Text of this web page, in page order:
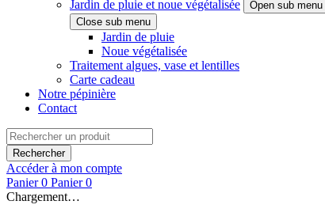
Jardin de pluie et noue végétalisée
Open sub menu
Close sub menu
Jardin de pluie
Noue végétalisée
Traitement algues, vase et lentilles
Carte cadeau
Notre pépinière
Contact
Rechercher
Accéder à mon compte
Panier 0 Panier 0
Chargement…